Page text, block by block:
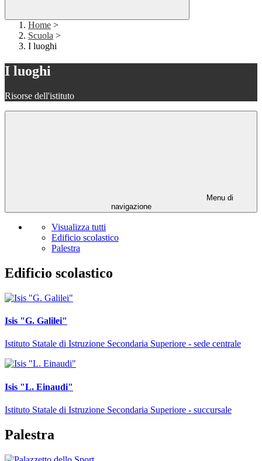
Home >
Scuola >
I luoghi
I luoghi
Risorse dell'istituto
Menu di
navigazione
Visualizza tutti
Edificio scolastico
Palestra
Edificio scolastico
Isis "G. Galilei"
Istituto Statale di Istruzione Secondaria Superiore - sede centrale
Isis "L. Einaudi"
Istituto Statale di Istruzione Secondaria Superiore - succursale
Palestra